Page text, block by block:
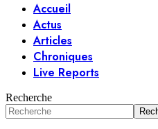
Accueil
Actus
Articles
Chroniques
Live Reports
Recherche